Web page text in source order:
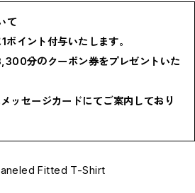
ルト,ソックス
てご連絡ください）
CLOSE
て
イント付与いたします。
分のクーポン券をプレゼントいた
ッセージカードにてご案内しており
Fitted T-Shirt